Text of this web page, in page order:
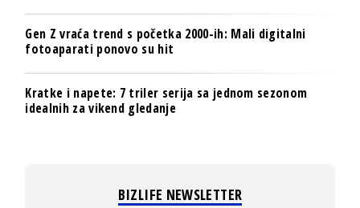
Gen Z vraća trend s početka 2000-ih: Mali digitalni
fotoaparati ponovo su hit
Kratke i napete: 7 triler serija sa jednom sezonom
idealnih za vikend gledanje
BIZLIFE NEWSLETTER